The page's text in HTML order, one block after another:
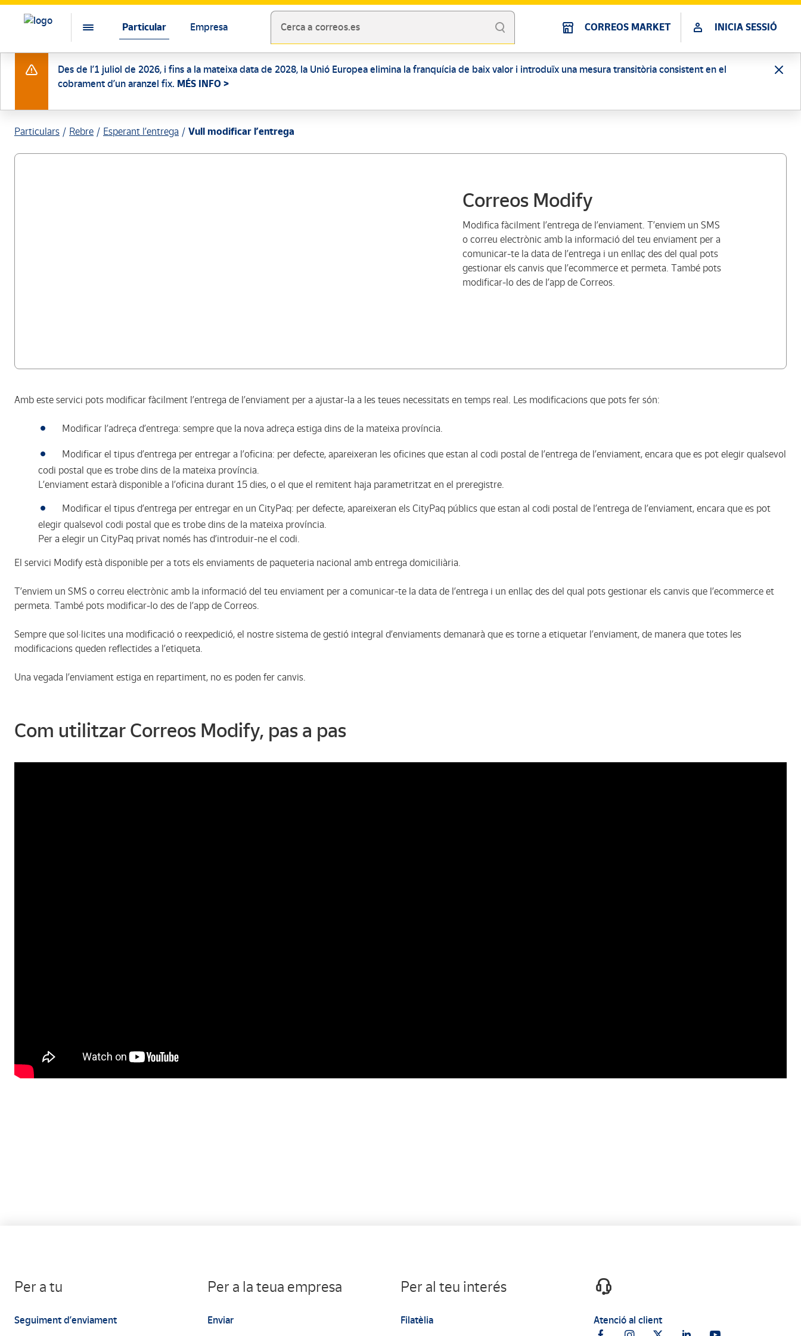
Particular Empresa Cerca a correos.es CORREOS MARKET INICIA SESSIÓ
Des de l’1 juliol de 2026, i fins a la mateixa data de 2028, la Unió Europea elimina la franquícia de baix valor i introduïx una mesura transitòria consistent en el
cobrament d’un aranzel fix. MÉS INFO >
Particulars Rebre Esperant l’entrega Vull modificar l’entrega
Correos Modify
Modifica fàcilment l’entrega de l’enviament. T’enviem un SMS
o correu electrònic amb la informació del teu enviament per a
comunicar-te la data de l’entrega i un enllaç des del qual pots
gestionar els canvis que l’ecommerce et permeta. També pots
modificar-lo des de l’app de Correos.
Amb este servici pots modificar fàcilment l’entrega de l’enviament per a ajustar-la a les teues necessitats en temps real. Les modificacions que pots fer són:
Modificar l’adreça d’entrega: sempre que la nova adreça estiga dins de la mateixa província.
Modificar el tipus d’entrega per entregar a l’oficina: per defecte, apareixeran les oficines que estan al codi postal de l’entrega de l’enviament, encara que es pot elegir qualsevol
codi postal que es trobe dins de la mateixa província.
L’enviament estarà disponible a l’oficina durant 15 dies, o el que el remitent haja parametritzat en el preregistre.
Modificar el tipus d’entrega per entregar en un CityPaq: per defecte, apareixeran els CityPaq públics que estan al codi postal de l’entrega de l’enviament, encara que es pot
elegir qualsevol codi postal que es trobe dins de la mateixa província.
Per a elegir un CityPaq privat només has d’introduir-ne el codi.
El servici Modify està disponible per a tots els enviaments de paqueteria nacional amb entrega domiciliària.
T’enviem un SMS o correu electrònic amb la informació del teu enviament per a comunicar-te la data de l’entrega i un enllaç des del qual pots gestionar els canvis que l’ecommerce et
permeta. També pots modificar-lo des de l’app de Correos.
Sempre que sol·licites una modificació o reexpedició, el nostre sistema de gestió integral d’enviaments demanarà que es torne a etiquetar l’enviament, de manera que totes les
modificacions queden reflectides a l’etiqueta.
Una vegada l’enviament estiga en repartiment, no es poden fer canvis.
Com utilitzar Correos Modify, pas a pas
Per a tu
Seguiment d’enviament
Per a la teua empresa
Enviar
Per al teu interés
Filatèlia Atenció al client